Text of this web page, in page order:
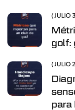
JULIO
golf:
JULIO
para